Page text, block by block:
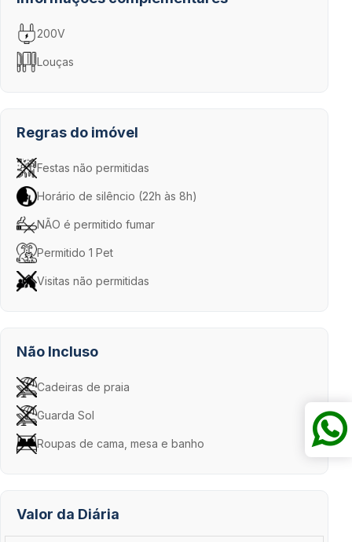
200V
Louças
Regras do imóvel
Festas não permitidas
Horário de silêncio (22h às 8h)
NÃO é permitido fumar
Permitido 1 Pet
Visitas não permitidas
Não Incluso
Cadeiras de praia
Guarda Sol
Roupas de cama, mesa e banho
Valor da Diária